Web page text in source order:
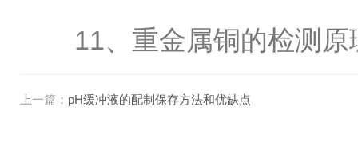
11、重金属铜的检测原
上一篇： pH缓冲液的配制保存方法和优缺点